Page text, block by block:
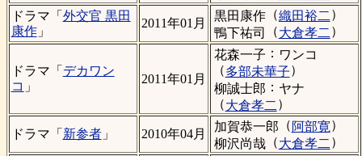
ドラマ「 外交官 黒田
康作」
2011年01月
黒田康作（織田裕二 ）
鴨下祐司
（大倉孝二 ）
ドラマ「 デカワン
コ 」
2011年01月
花森一子 ： ワンコ
（多部未華子）
柳誠士郎 ： ヤナ
（大倉孝二 ）
ドラマ「 新参者」 2010年04月
加賀恭一郎 （ 阿部寛）
柳沢尚哉（大倉孝二 ）